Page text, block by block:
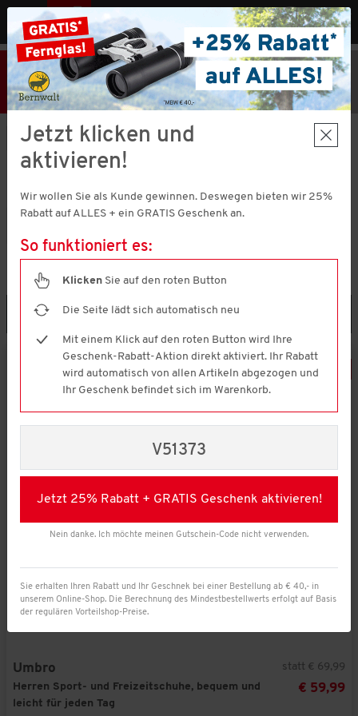
MENÜ
25% Rabatt
+ Geschenk
Hier klicken
Code V51373 einlösen!
MBW € 40,-
Schuhe Freizeitschuhe
Filtern & Sortieren
-
Umbro
Herren Sport- und Freizeitschuhe, bequem und
leicht für jeden Tag
statt € 69,99
€ 59,99
Jetzt klicken und
aktivieren!
Wir wollen Sie als Kunde gewinnen. Deswegen bieten wir 25%
Rabatt auf ALLES + ein GRATIS Geschenk an.
So funktioniert es:
Klicken Sie auf den roten Button
Die Seite lädt sich automatisch neu
Mit einem Klick auf den roten Button wird Ihre
Geschenk-Rabatt-Aktion direkt aktiviert. Ihr Rabatt
wird automatisch von allen Artikeln abgezogen und
Ihr Geschenk befindet sich im Warenkorb.
V51373
Jetzt 25% Rabatt + GRATIS Geschenk aktivieren!
Nein danke. Ich möchte meinen Gutschein-Code nicht verwenden.
Sie erhalten Ihren Rabatt und Ihr Geschnek bei einer Bestellung ab € 40,- in
unserem Online-Shop. Die Berechnung des Mindestbestellwerts erfolgt auf Basis
der regulären Vorteilshop-Preise.